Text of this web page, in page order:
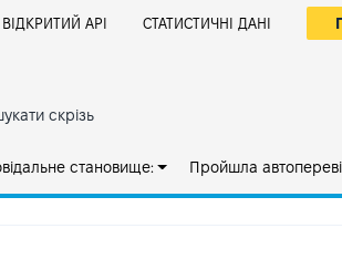
ВІДКРИТИЙ АРІ СТАТИСТИЧНІ ДАНІ
скрізь
становище: Пройшла